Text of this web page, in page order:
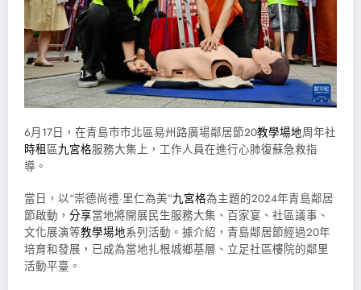
6月17日，在青島市市北區易州路廣場鄰居節20教學場地周年社
時租區九宮格服務大集上，工作人員在進行心肺復蘇急救指
導。
當日，以“崇德尚禮·里仁為美”九宮格為主題的2024年青島鄰居
節啟動， 分享當地將開展民生服務大集、百家宴、社區議事、
文化展演等教學場地系列活動。據介紹，青島鄰居節經過20年
培育和發展，已成為當地扎根城鄉基層、立足社區樓院的鄰里
活動平臺。